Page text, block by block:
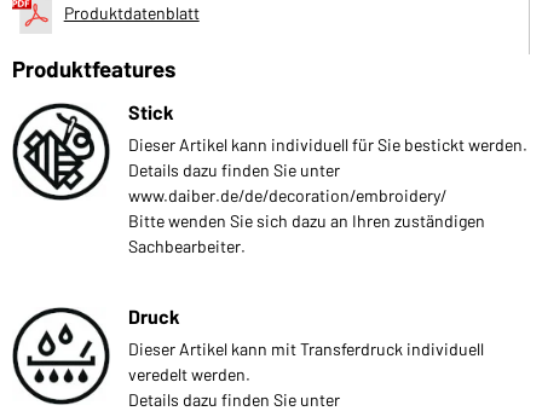
Produktdatenblatt
Produktfeatures
Stick
Dieser Artikel kann individuell für Sie bestickt werden.
Details dazu finden Sie unter
www.daiber.de/de/decoration/embroidery/
Bitte wenden Sie sich dazu an Ihren zuständigen
Sachbearbeiter.
Druck
Dieser Artikel kann mit Transferdruck individuell
veredelt werden.
Details dazu finden Sie unter